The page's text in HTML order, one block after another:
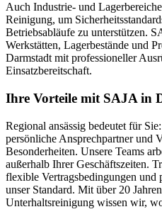
Auch Industrie- und
Reinigung, um
Betriebsabläufe zu unterstützen.
Werkstätten, Lagerbestände und
Darmstadt mit professioneller
Einsatzbereitschaft.
Ihre Vorteile mit SAJA in
Regional ansässig bedeutet für
persönliche Ansprechpartner und
Besonderheiten. Unsere Teams
außerhalb Ihrer Geschäftszeiten.
flexible Vertragsbedingungen und
unser Standard. Mit über 20
Unterhaltsreinigung wissen wir,